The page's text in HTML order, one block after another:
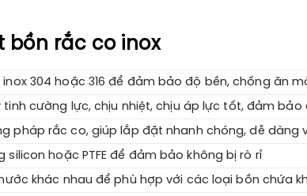
bồn rắc co inox
304 hoặc 316 để đảm bảo độ bền, chống ăn
tinh cường lực, chịu nhiệt, chịu áp lực tốt, đảm
pháp rắc co, giúp lắp đặt nhanh chóng, dễ dàng
silicon hoặc PTFE để đảm bảo không bị rò rỉ
khác nhau để phù hợp với các loại bồn chứa